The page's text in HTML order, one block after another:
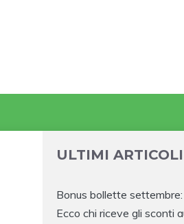
ULTIMI ARTICOLI
Bonus bollette settembre:
Ecco chi riceve gli sconti